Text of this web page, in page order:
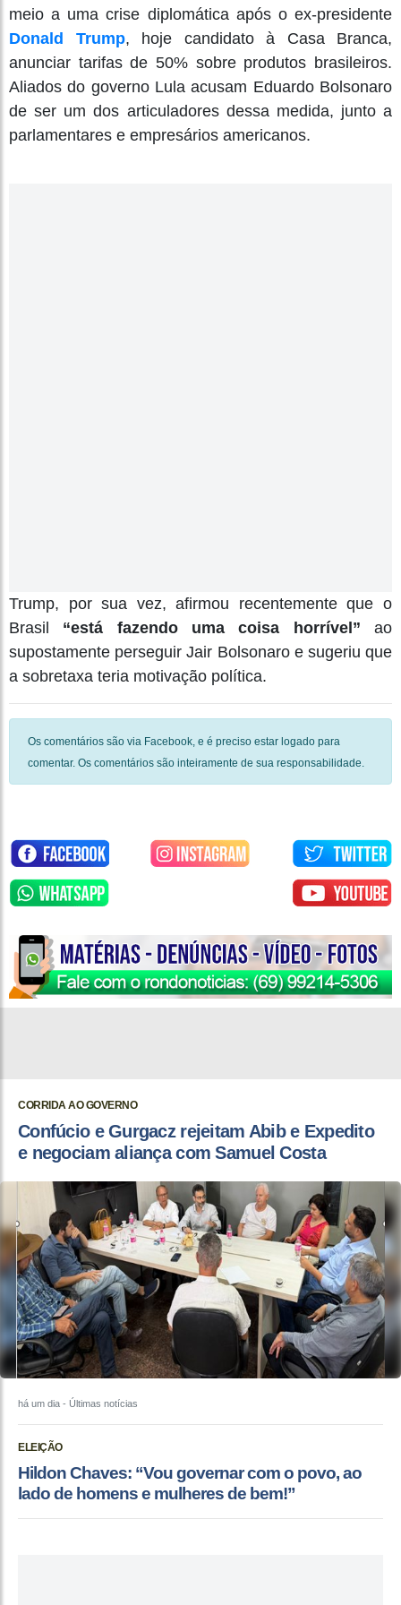
meio a uma crise diplomática após o ex-presidente
Donald Trump, hoje candidato à Casa Branca,
anunciar tarifas de 50% sobre produtos brasileiros.
Aliados do governo Lula acusam Eduardo Bolsonaro
de ser um dos articuladores dessa medida, junto a
parlamentares e empresários americanos.
Trump, por sua vez, afirmou recentemente que o
Brasil “está fazendo uma coisa horrível” ao
supostamente perseguir Jair Bolsonaro e sugeriu que
a sobretaxa teria motivação política.
Os comentários são via Facebook, e é preciso estar logado para
comentar. Os comentários são inteiramente de sua responsabilidade.
CORRIDA AO GOVERNO
Confúcio e Gurgacz rejeitam Abib e Expedito
e negociam aliança com Samuel Costa
há um dia - Últimas notícias
ELEIÇÃO
Hildon Chaves: “Vou governar com o povo, ao
lado de homens e mulheres de bem!”